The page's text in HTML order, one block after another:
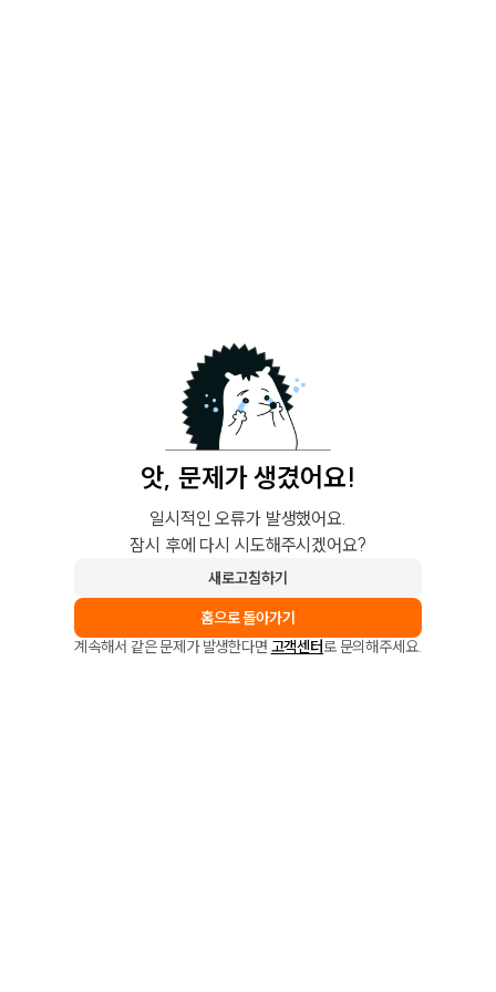
앗, 문제가 생겼어요!
일시적인 오류가 발생했어요.
잠시 후에 다시 시도해주시겠어요?
새로고침하기
홈으로 돌아가기
계속해서 같은 문제가 발생한다면 고객센터로 문의해주세요.